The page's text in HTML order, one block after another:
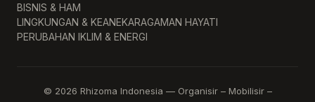
BISNIS & HAM
LINGKUNGAN & KEANEKARAGAMAN HAYATI
PERUBAHAN IKLIM & ENERGI
© 2026 Rhizoma Indonesia — Organisir – Mobilisir –